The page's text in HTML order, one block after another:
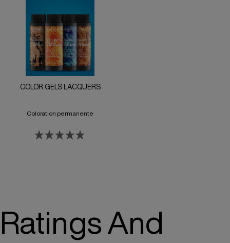
COLOR GELS LACQUERS
Coloration permanente
Ratings And